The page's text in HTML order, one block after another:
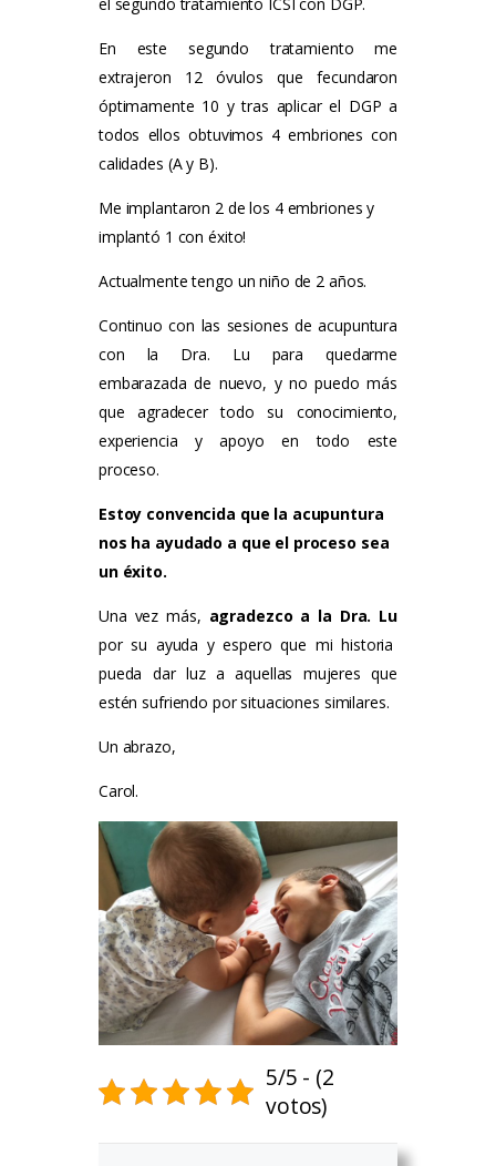
En este segundo tratamiento me
extrajeron 12 óvulos que fecundaron
óptimamente 10 y tras aplicar el DGP a
todos ellos obtuvimos 4 embriones con
calidades (A y B).
Me implantaron 2 de los 4 embriones y
implantó 1 con éxito!
Actualmente tengo un niño de 2 años.
Continuo con las sesiones de acupuntura
con la Dra. Lu para quedarme
embarazada de nuevo, y no puedo más
que agradecer todo su conocimiento,
experiencia y apoyo en todo este
proceso.
Estoy convencida que la acupuntura
nos ha ayudado a que el proceso sea
un éxito.
Una vez más, agradezco a la Dra. Lu
por su ayuda y espero que mi historia
pueda dar luz a aquellas mujeres que
estén sufriendo por situaciones similares.
Un abrazo,
Carol.
5/5 - (2
votos)